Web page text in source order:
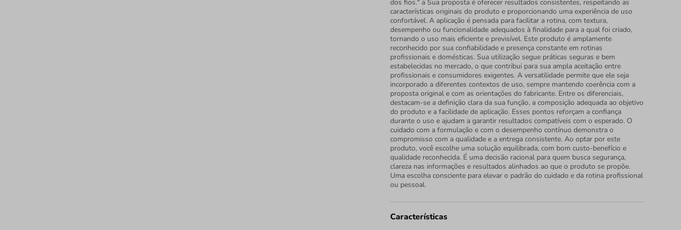
dos fios." a Sua proposta é oferecer resultados consistentes, respeitando as
características originais do produto e proporcionando uma experiência de uso
confortável. A aplicação é pensada para facilitar a rotina, com textura,
desempenho ou funcionalidade adequados à finalidade para a qual foi criado,
tornando o uso mais eficiente e previsível. Este produto é amplamente
reconhecido por sua confiabilidade e presença constante em rotinas
profissionais e domésticas. Sua utilização segue práticas seguras e bem
estabelecidas no mercado, o que contribui para sua ampla aceitação entre
profissionais e consumidores exigentes. A versatilidade permite que ele seja
incorporado a diferentes contextos de uso, sempre mantendo coerência com a
proposta original e com as orientações do fabricante. Entre os diferenciais,
destacam-se a definição clara da sua função, a composição adequada ao objetivo
do produto e a facilidade de aplicação. Esses pontos reforçam a confiança
durante o uso e ajudam a garantir resultados compatíveis com o esperado. O
cuidado com a formulação e com o desempenho contínuo demonstra o
compromisso com a qualidade e a entrega consistente. Ao optar por este
produto, você escolhe uma solução equilibrada, com bom custo-benefício e
qualidade reconhecida. É uma decisão racional para quem busca segurança,
clareza nas informações e resultados alinhados ao que o produto se propõe.
Uma escolha consciente para elevar o padrão do cuidado e da rotina profissional
ou pessoal.
Características